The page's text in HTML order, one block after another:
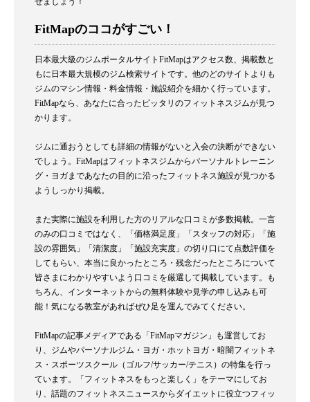
FitMapのココがすごい！
日本最大級のジムポータルサイトFitMapはアクセス数、掲載数と
もに日本最大規模のジム検索サイトです。他のどのサイトよりも
ジムのマシン情報・料金情報・施設紹介を細かく行っています。
FitMapなら、あなたに合ったピッタリのフィットネスジムが見つ
かります。
ジムに通おうとしても詳細の情報がないと入会の決断ができない
でしょう。FitMapはフィットネスジムからパーソナルトレーニン
グ・ヨガまであなたの目的に沿ったフィットネス施設が見つかる
ようしっかり掲載。
また実際に施設を利用した方のリアルな口コミが多数掲載。一言
のみの口コミではなく、「価格満足度」「スタッフの対応」「施
設の雰囲気」「清潔度」「施設充実度」の切り口にて点数評価を
してもらい、本当に良かったところ・残念だったところについて
皆さまにわかりやすいよう口コミを厳選して掲載しています。も
ちろん、インターネットからの無料体験や見学の申し込みも可
能！気になる教室があればぜひ足を運んでみてください。
FitMapの記事メディアである「FitMapマガジン」も運営してお
り、ジムやパーソナルジム・ヨガ・ホットヨガ・暗闇フィットネ
ス・スポーツスクール（ゴルフ/サッカー/テニス）の特集を行っ
ています。「フィットネスをもっと楽しく」をテーマにしてお
り、話題のフィットネスニュースからダイエットに役立つフィッ